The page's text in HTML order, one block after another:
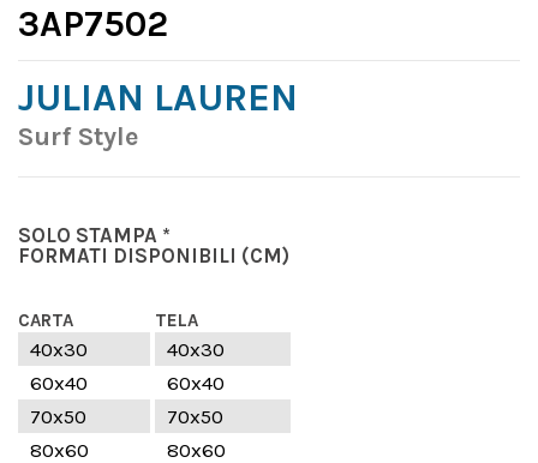
3AP7502
JULIAN LAUREN
Surf Style
SOLO STAMPA *
FORMATI DISPONIBILI (CM)
CARTA TELA
40x30
40x30
60x40
60x40
70x50
70x50
80x60
80x60